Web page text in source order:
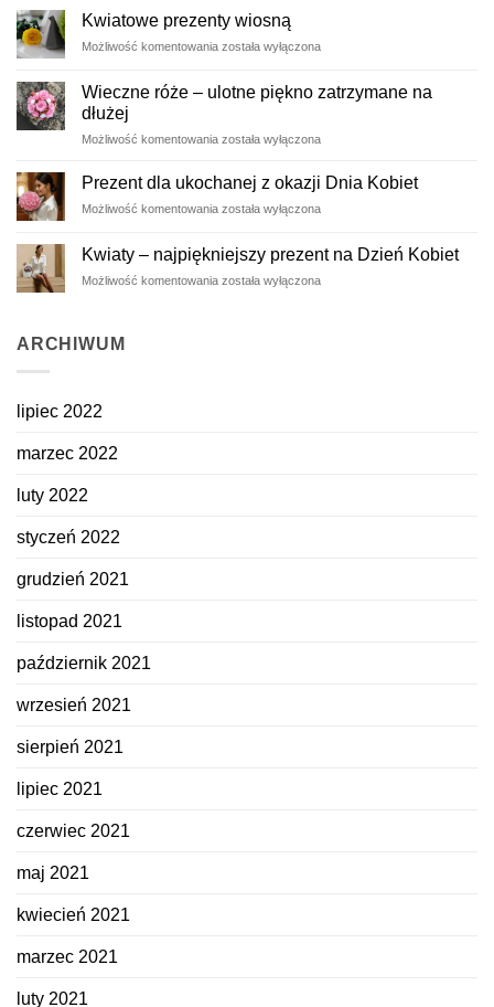
Kwiatowe prezenty wiosną
Możliwość komentowania Kwiatowe
została wyłączona
Wieczne róże – ulotne piękno zatrzymane na
dłużej
Możliwość komentowania Wieczne
ulotne
piękno
na
została wyłączona
Prezent dla ukochanej z okazji Dnia Kobiet
Możliwość komentowania Prezent
ukochanej
z
okazji
została wyłączona
Kwiaty – najpiękniejszy prezent na Dzień Kobiet
Możliwość komentowania Kwiaty
została wyłączona
ARCHIWUM
lipiec 2022
marzec 2022
luty 2022
styczeń 2022
grudzień 2021
listopad 2021
październik 2021
wrzesień 2021
sierpień 2021
lipiec 2021
czerwiec 2021
maj 2021
kwiecień 2021
marzec 2021
luty 2021